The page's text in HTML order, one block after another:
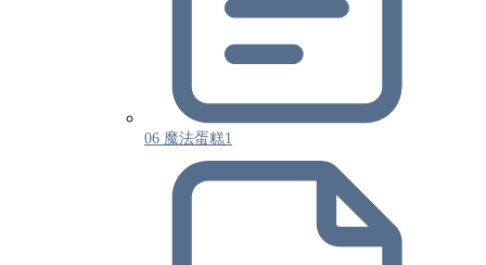
06 魔法蛋糕1